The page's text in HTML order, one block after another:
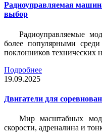
Радиоуправляемая
выбор
Радиоуправляемые
более популярными
поклонников технических
Подробнее
19.09.2025
Двигатели для
Мир масштабных
скорости, адреналина и